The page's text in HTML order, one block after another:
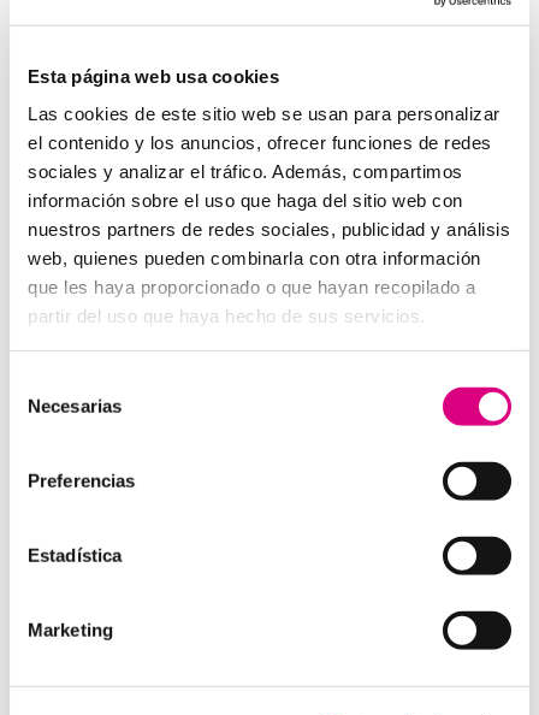
Esta página web usa cookies
Las cookies de este sitio web se usan para personalizar
el contenido y los anuncios, ofrecer funciones de redes
sociales y analizar el tráfico. Además, compartimos
información sobre el uso que haga del sitio web con
nuestros partners de redes sociales, publicidad y análisis
web, quienes pueden combinarla con otra información
que les haya proporcionado o que hayan recopilado a
partir del uso que haya hecho de sus servicios.
Necesarias
Preferencias
Estadística
Marketing
System Network, tu operadora de telefonía
virtual en España
que nos permitas estudiar tu caso particular.
Aunque si lo prefieres, puedes enviarnos un correo
electrónico a
virtual@networkes.com
o llamarnos al
900 800 806 .
Tenemos más de
15 años de experiencia en
instalación de sistemas de telefonía virtual.
Gracias a su rápida integración, permite gran
flexibilidad en el aprovisionamiento de servicios, así
como la creación virtual de centrales telefónicas
virtuales dimensionadas a las necesidades de cada
cliente.
Enviar comentario
comentario.